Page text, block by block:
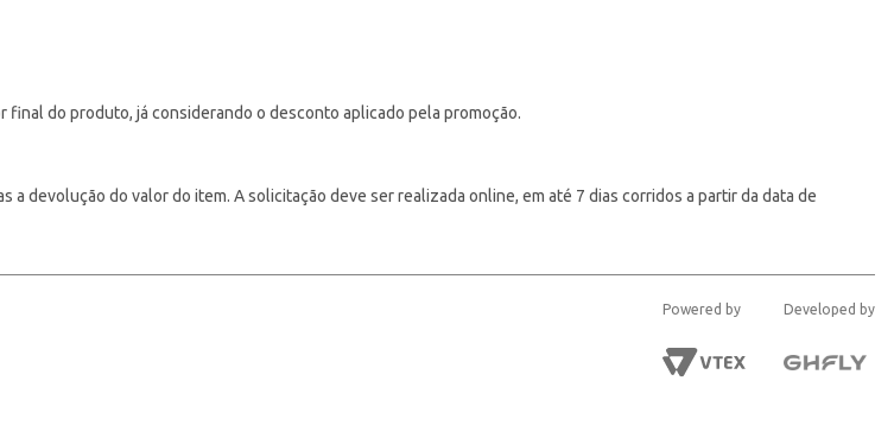
final do produto, já considerando o desconto aplicado pela promoção.
devolução do valor do item. A solicitação deve ser realizada online, em até 7 dias corridos a partir da data de
Powered by Developed by